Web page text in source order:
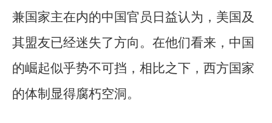
兼国家主在内的中国官员日益认为，美国及
其盟友已经迷失了方向。在他们看来，中国
的崛起似乎势不可挡，相比之下，西方国家
的体制显得腐朽空洞。